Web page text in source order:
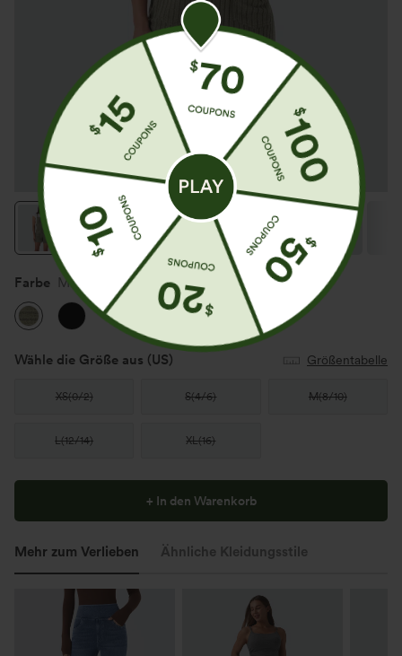
Farbe Moss Green Floral Velvet
Wähle die Größe aus (US) Größentabelle
XS(0/2) S(4/6) M(8/10)
L(12/14) XL(16)
+ In den Warenkorb
Mehr zum Verlieben Ähnliche Kleidungsstile